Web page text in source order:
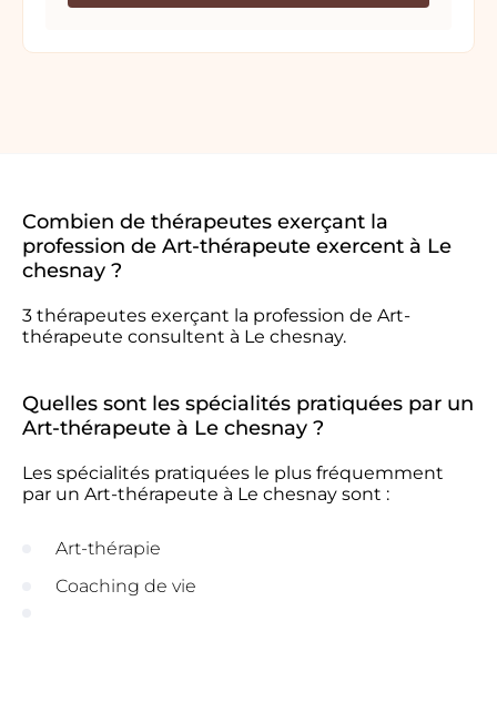
Combien de thérapeutes exerçant la
profession de Art-thérapeute exercent à Le
chesnay ?
3 thérapeutes exerçant la profession de Art-
thérapeute consultent à Le chesnay.
Quelles sont les spécialités pratiquées par un
Art-thérapeute à Le chesnay ?
Les spécialités pratiquées le plus fréquemment
par un Art-thérapeute à Le chesnay sont :
Art-thérapie
Coaching de vie